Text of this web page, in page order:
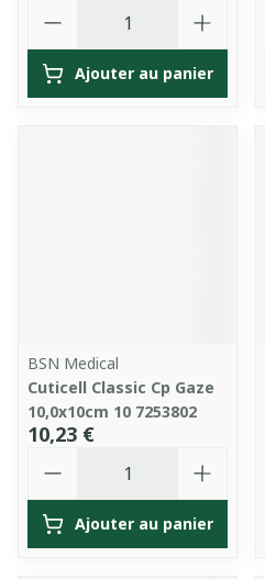
Ajouter au panier
BSN Medical
Cuticell Classic Cp Gaze
10,0x10cm 10 7253802
10,23 €
Ajouter au panier